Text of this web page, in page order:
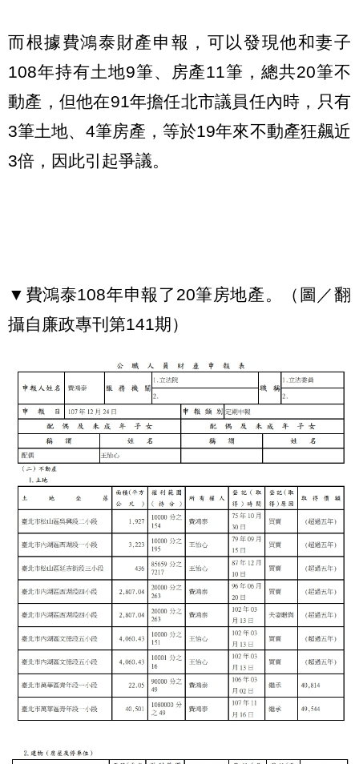
而根據費鴻泰財產申報，可以發現他和妻子
108年持有土地9筆、房產11筆，總共20筆不
動產，但他在91年擔任北市議員任內時，只有
3筆土地、4筆房產，等於19年來不動產狂飆近
3倍，因此引起爭議。
▼費鴻泰108年申報了20筆房地產。（圖／翻
攝自廉政專刊第141期）